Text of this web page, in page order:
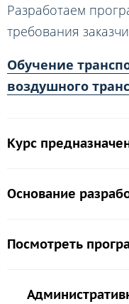
Разработаем
требования
Обучение
воздушного
Курс
Основание
Посмотреть